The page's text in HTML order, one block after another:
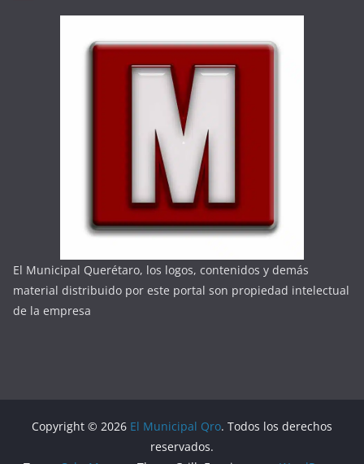
El Municipal Querétaro, los logos, contenidos y demás
material distribuido por este portal son propiedad intelectual
de la empresa
Copyright © 2026 El Municipal Qro. Todos los derechos
reservados.